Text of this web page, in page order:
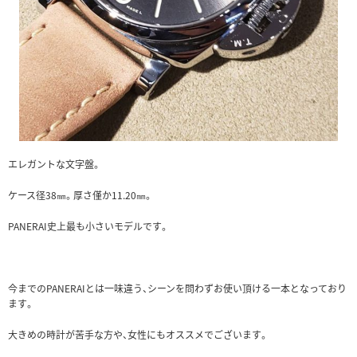
エレガントな文字盤。
ケース径38㎜。厚さ僅か11.20㎜。
PANERAI史上最も小さいモデルです。
今までのPANERAIとは一味違う、シーンを問わずお使い頂ける一本となっており
ます。
大きめの時計が苦手な方や、女性にもオススメでございます。